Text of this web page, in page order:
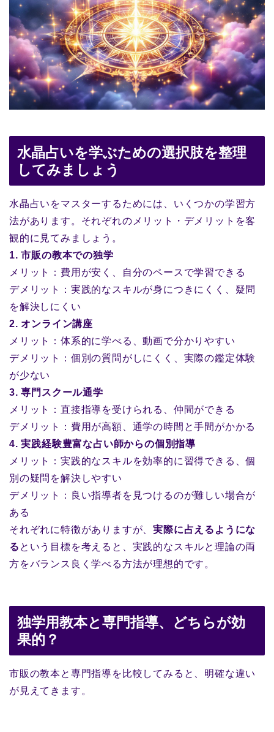
水晶占いを学ぶための選択肢を整理
してみましょう
水晶占いをマスターするためには、いくつかの学習方
法があります。それぞれのメリット・デメリットを客
観的に見てみましょう。
1. 市販の教本での独学
メリット：費用が安く、自分のペースで学習できる
デメリット：実践的なスキルが身につきにくく、疑問
を解決しにくい
2. オンライン講座
メリット：体系的に学べる、動画で分かりやすい
デメリット：個別の質問がしにくく、実際の鑑定体験
が少ない
3. 専門スクール通学
メリット：直接指導を受けられる、仲間ができる
デメリット：費用が高額、通学の時間と手間がかかる
4. 実践経験豊富な占い師からの個別指導
メリット：実践的なスキルを効率的に習得できる、個
別の疑問を解決しやすい
デメリット：良い指導者を見つけるのが難しい場合が
ある
それぞれに特徴がありますが、実際に占えるようにな
る という目標を考えると、実践的なスキルと理論の両
方をバランス良く学べる方法が理想的です。
独学用教本と専門指導、どちらが効
果的？
市販の教本と専門指導を比較してみると、明確な違い
が見えてきます。